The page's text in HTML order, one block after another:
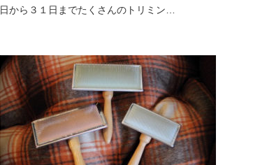
日から３１日までたくさんのトリミン…